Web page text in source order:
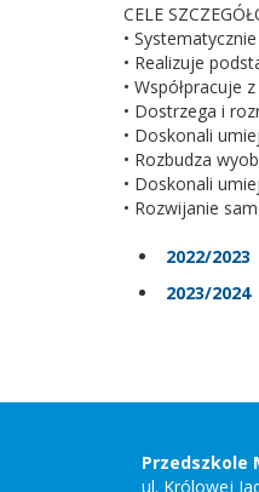
CELE
•
• Realizuje
• Współpracuje
• Dostrzega i
• Doskonali
• Rozbudza
• Doskonali
• Rozwijanie
2022/2023
2023/2024
Adres
kontakt
Przedszkole
ul. Królowej